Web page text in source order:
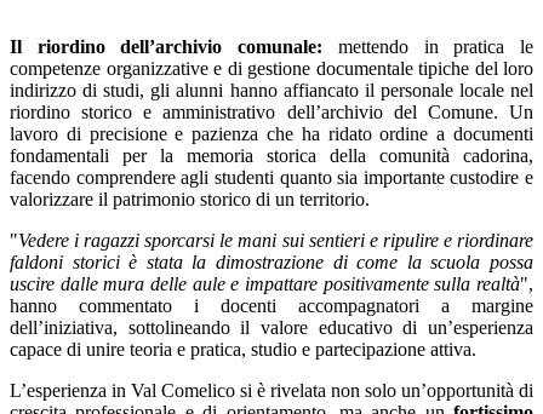
Il riordino dell’archivio comunale: mettendo in pratica le
competenze organizzative e di gestione documentale tipiche del loro
indirizzo di studi, gli alunni hanno affiancato il personale locale nel
riordino storico e amministrativo dell’archivio del Comune. Un
lavoro di precisione e pazienza che ha ridato ordine a documenti
fondamentali per la memoria storica della comunità cadorina,
facendo comprendere agli studenti quanto sia importante custodire e
valorizzare il patrimonio storico di un territorio.
"Vedere i ragazzi sporcarsi le mani sui sentieri e ripulire e riordinare
faldoni storici è stata la dimostrazione di come la scuola possa
uscire dalle mura delle aule e impattare positivamente sulla realtà",
hanno commentato i docenti accompagnatori a margine
dell’iniziativa, sottolineando il valore educativo di un’esperienza
capace di unire teoria e pratica, studio e partecipazione attiva.
L’esperienza in Val Comelico si è rivelata non solo un’opportunità di